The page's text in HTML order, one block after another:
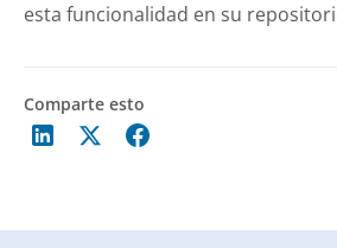
esta funcionalidad en su
Comparte esto